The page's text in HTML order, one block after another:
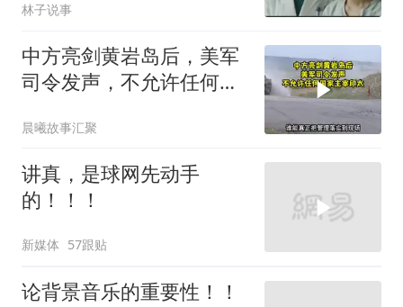
林子说事
中方亮剑黄岩岛后，美军
司令发声，不允许任何国
晨曦故事汇聚
讲真，是球网先动手
的！！！
新媒体 57跟贴
论背景音乐的重要性！！